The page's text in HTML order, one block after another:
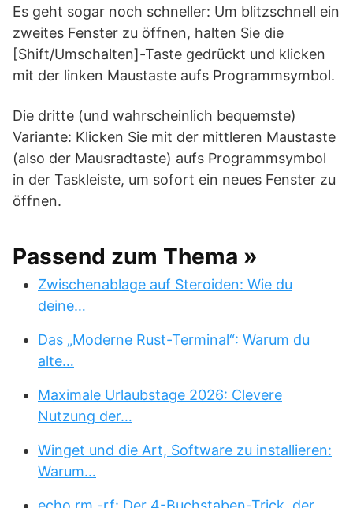
Es geht sogar noch schneller: Um blitzschnell ein
zweites Fenster zu öffnen, halten Sie die
[Shift/Umschalten]-Taste gedrückt und klicken
mit der linken Maustaste aufs Programmsymbol.
Die dritte (und wahrscheinlich bequemste)
Variante: Klicken Sie mit der mittleren Maustaste
(also der Mausradtaste) aufs Programmsymbol
in der Taskleiste, um sofort ein neues Fenster zu
öffnen.
Passend zum Thema »
Zwischenablage auf Steroiden: Wie du
deine…
Das „Moderne Rust-Terminal“: Warum du
alte…
Maximale Urlaubstage 2026: Clevere
Nutzung der…
Winget und die Art, Software zu installieren:
Warum…